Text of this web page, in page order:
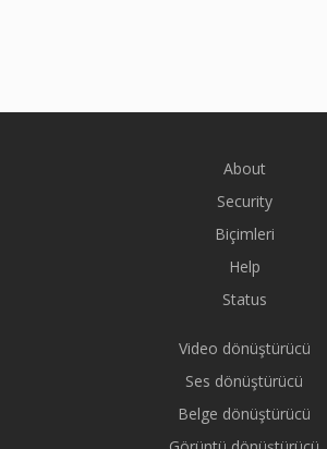
About
Security
Biçimleri
Help
Status
Video dönüştürücü
Ses dönüştürücü
Belge dönüştürücü